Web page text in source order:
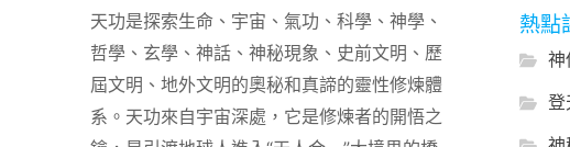
天功是探索生命、宇宙、氣功、科學、神學、
哲學、玄學、神話、神秘現象、史前文明、歷
屆文明、地外文明的奧秘和真諦的靈性修煉體
系。天功來自宇宙深處，它是修煉者的開悟之
熱點
神
登